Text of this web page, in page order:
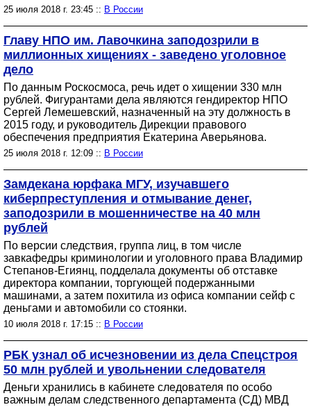
25 июля 2018 г. 23:45 :: В России
Главу НПО им. Лавочкина заподозрили в
миллионных хищениях - заведено уголовное
дело
По данным Роскосмоса, речь идет о хищении 330 млн
рублей. Фигурантами дела являются гендиректор НПО
Сергей Лемешевский, назначенный на эту должность в
2015 году, и руководитель Дирекции правового
обеспечения предприятия Екатерина Аверьянова.
25 июля 2018 г. 12:09 :: В России
Замдекана юрфака МГУ, изучавшего
киберпреступления и отмывание денег,
заподозрили в мошенничестве на 40 млн
рублей
По версии следствия, группа лиц, в том числе
завкафедры криминологии и уголовного права Владимир
Степанов-Егиянц, подделала документы об отставке
директора компании, торгующей подержанными
машинами, а затем похитила из офиса компании сейф с
деньгами и автомобили со стоянки.
10 июля 2018 г. 17:15 :: В России
РБК узнал об исчезновении из дела Спецстроя
50 млн рублей и увольнении следователя
Деньги хранились в кабинете следователя по особо
важным делам следственного департамента (СД) МВД